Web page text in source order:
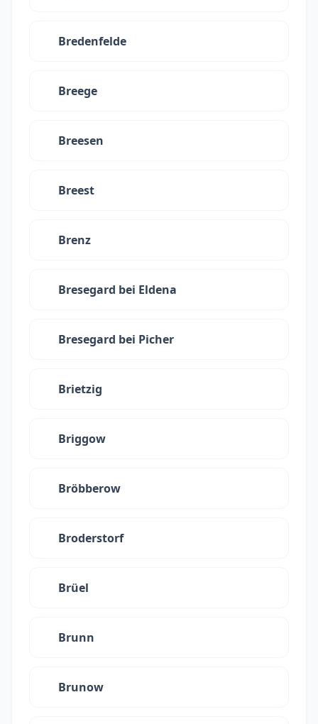
Bredenfelde
Breege
Breesen
Breest
Brenz
Bresegard bei Eldena
Bresegard bei Picher
Brietzig
Briggow
Bröbberow
Broderstorf
Brüel
Brunn
Brunow